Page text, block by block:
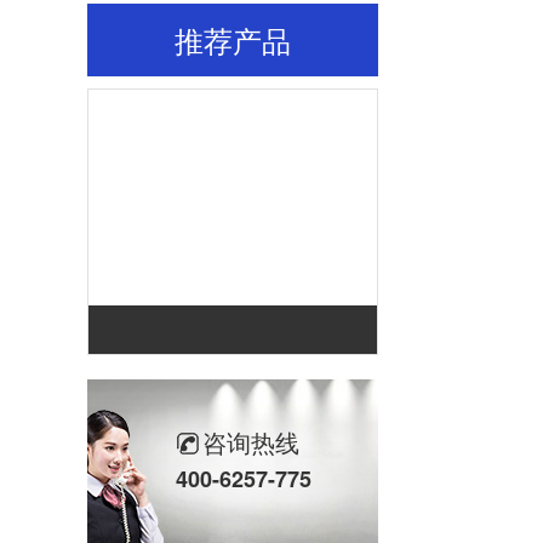
推荐产品
咨询热线
400-6257-775